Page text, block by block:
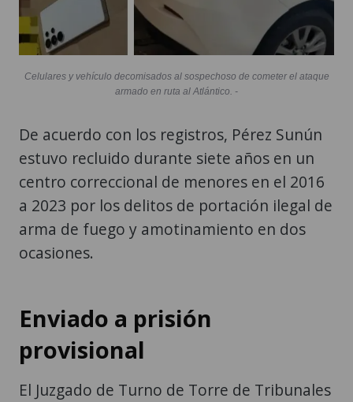
Celulares y vehículo decomisados al sospechoso de cometer el ataque
armado en ruta al Atlántico. -
De acuerdo con los registros, Pérez Sunún
estuvo recluido durante siete años en un
centro correccional de menores en el 2016
a 2023 por los delitos de portación ilegal de
arma de fuego y amotinamiento en dos
ocasiones.
Enviado a prisión
provisional
El Juzgado de Turno de Torre de Tribunales